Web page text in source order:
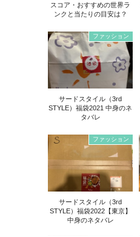
スコア・おすすめの世界ラ
ンクと当たりの目安は？
ファッション
サードスタイル（3rd
STYLE）福袋2021 中身のネ
タバレ
ファッション
サードスタイル（3rd
STYLE）福袋2022【東京】
中身のネタバレ